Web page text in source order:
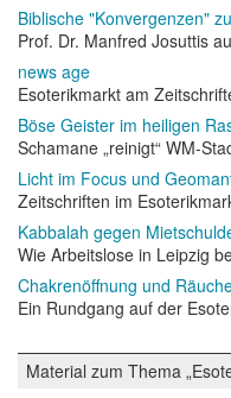
Biblische "Konvergenzen"
Prof. Dr. Manfred Josuttis
news age
Esoterikmarkt am
Böse Geister im heiligen
Schamane „reinigt“ WM-
Licht im Focus und
Zeitschriften im
Kabbalah gegen
Wie Arbeitslose in Leipzig
Chakrenöffnung und
Ein Rundgang auf der
Material zum Thema